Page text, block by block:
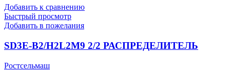
Добавить к сравнению
Быстрый просмотр
Добавить в пожелания
SD3E-B2/H2L2M9 2/2 РАСПРЕДЕЛИТЕЛЬ
Ростсельмаш